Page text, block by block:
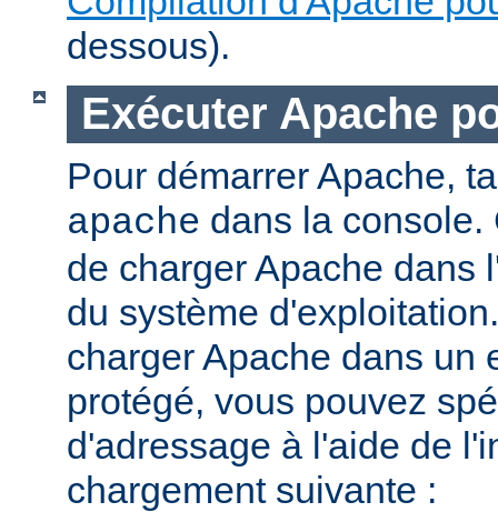
dessous).
Exécuter Apache
Pour démarrer Apache,
apache dans la console.
de charger Apache dans
du système
charger Apache dans un
protégé, vous pouvez
d'adressage à l'aide de
chargement suivante :